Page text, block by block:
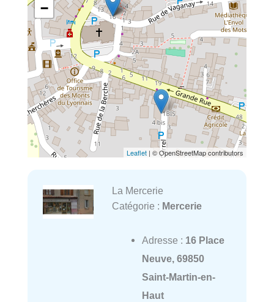
−
Leaflet | © OpenStreetMap contributors
La Mercerie
Catégorie : Mercerie
Adresse : 16 Place
Neuve, 69850
Saint-Martin-en-
Haut